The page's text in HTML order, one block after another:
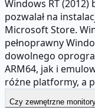
Windows RT
pozwalał na
Microsoft Store.
pełnoprawny
dowolnego
ARM64, jak i
różne platformy, a
Czy zewnętrzne